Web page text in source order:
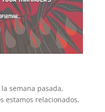
semana pasada,
estamos relacionados.